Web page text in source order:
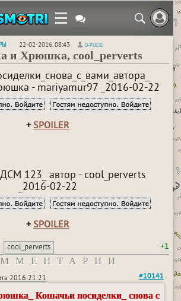
22-02-2016, 08:43 D-PULSE
и Хрюшка, cool_perverts
- mariyamur97 _2016-02-22
+ SPOILER
123_ автор - cool_perverts
_2016-02-22
+ SPOILER
cool_perverts +1
2016 21:21 #10141
Кошачьи посиделки_ снова с